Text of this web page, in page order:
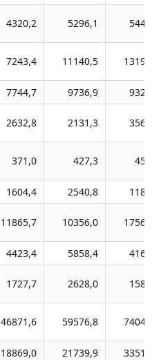
4320,2 5296,1 5443,7
7243,4 11140,5 13193,2
7744,7 9736,9
9328,6
2632,8 2131,3 3567,3
371,0 427,3 454,0
1604,4 2540,8
1183,9
11865,7 10356,0 17561,4
4423,4 5858,4
4163,7
1727,7 2628,0 1586,3
46871,6 59576,8 74048,8
18869,0 21739,9
33512,0